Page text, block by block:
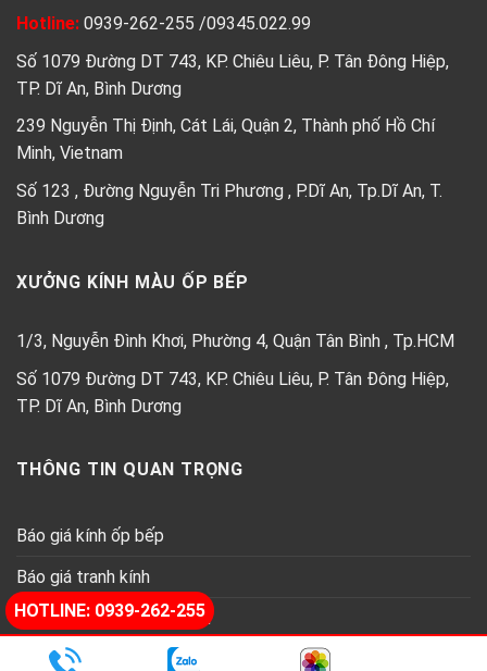
HOTLINE: 0939-262-255
Hotline: 0939-262-255 /09345.022.99
Số 1079 Đường DT 743, KP. Chiêu Liêu, P. Tân Đông Hiệp,
TP. Dĩ An, Bình Dương
239 Nguyễn Thị Định, Cát Lái, Quận 2, Thành phố Hồ Chí
Minh, Vietnam
Số 123 , Đường Nguyễn Tri Phương , P.Dĩ An, Tp.Dĩ An, T.
Bình Dương
XƯỞNG KÍNH MÀU ỐP BẾP
1/3, Nguyễn Đình Khơi, Phường 4, Quận Tân Bình , Tp.HCM
Số 1079 Đường DT 743, KP. Chiêu Liêu, P. Tân Đông Hiệp,
TP. Dĩ An, Bình Dương
THÔNG TIN QUAN TRỌNG
Báo giá kính ốp bếp
Báo giá tranh kính
Báo giá kính thủy trang trí